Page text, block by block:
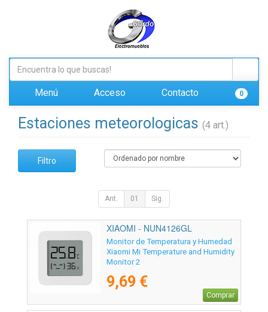
Menú Acceso Contacto 0
Estaciones meteorologicas (4 art.)
Filtro
Ant. 01 Sig.
XIAOMI - NUN4126GL
Monitor de Temperatura y Humedad
Xiaomi Mi Temperature and Humidity
Monitor 2
9,69 €
Comprar